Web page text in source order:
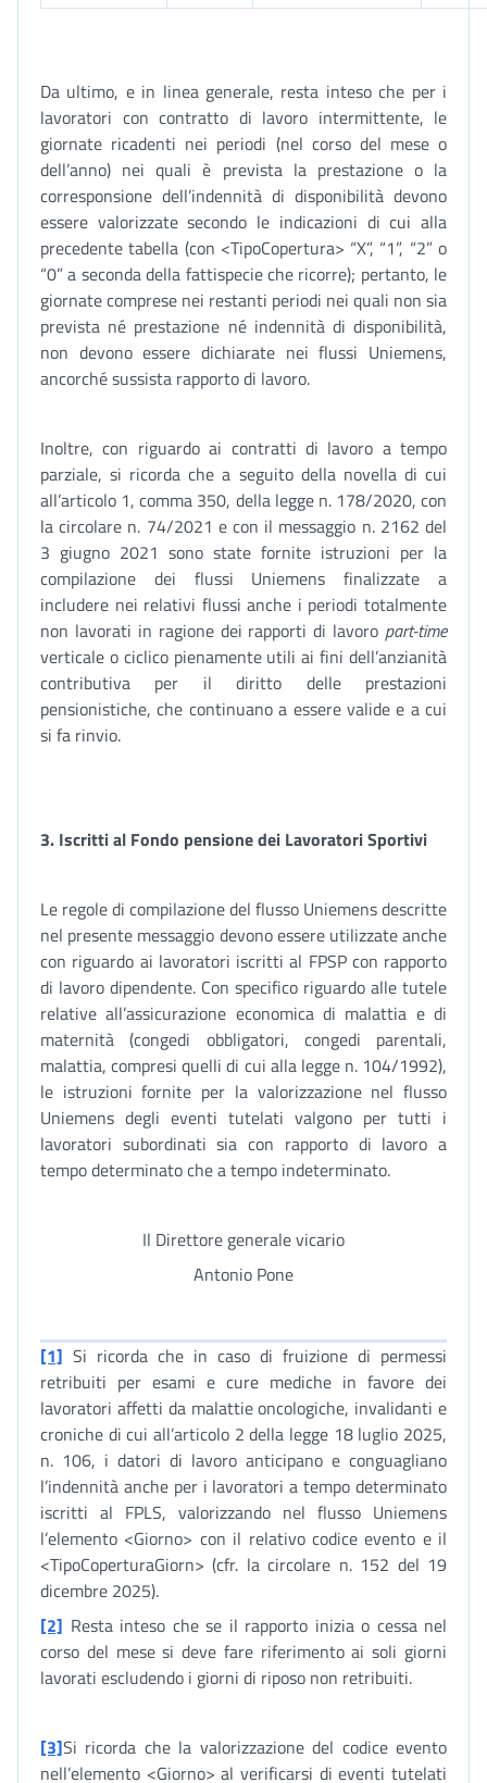
Da ultimo, e in linea generale, resta inteso che per i
lavoratori con contratto di lavoro intermittente, le
giornate ricadenti nei periodi (nel corso del mese o
dell’anno) nei quali è prevista la prestazione o la
corresponsione dell’indennità di disponibilità devono
essere valorizzate secondo le indicazioni di cui alla
precedente tabella (con <TipoCopertura> “X”, “1”, “2” o
“0” a seconda della fattispecie che ricorre); pertanto, le
giornate comprese nei restanti periodi nei quali non sia
prevista né prestazione né indennità di disponibilità,
non devono essere dichiarate nei flussi Uniemens,
ancorché sussista rapporto di lavoro.
Inoltre, con riguardo ai contratti di lavoro a tempo
parziale, si ricorda che a seguito della novella di cui
all’articolo 1, comma 350, della legge n. 178/2020, con
la circolare n. 74/2021 e con il messaggio n. 2162 del
3 giugno 2021 sono state fornite istruzioni per la
compilazione dei flussi Uniemens finalizzate a
includere nei relativi flussi anche i periodi totalmente
non lavorati in ragione dei rapporti di lavoro part-time
verticale o ciclico pienamente utili ai fini dell’anzianità
contributiva per il diritto delle prestazioni
pensionistiche, che continuano a essere valide e a cui
si fa rinvio.
3. Iscritti al Fondo pensione dei Lavoratori Sportivi
Le regole di compilazione del flusso Uniemens descritte
nel presente messaggio devono essere utilizzate anche
con riguardo ai lavoratori iscritti al FPSP con rapporto
di lavoro dipendente. Con specifico riguardo alle tutele
relative all’assicurazione economica di malattia e di
maternità (congedi obbligatori, congedi parentali,
malattia, compresi quelli di cui alla legge n. 104/1992),
le istruzioni fornite per la valorizzazione nel flusso
Uniemens degli eventi tutelati valgono per tutti i
lavoratori subordinati sia con rapporto di lavoro a
tempo determinato che a tempo indeterminato.
Il Direttore generale vicario
Antonio Pone
[1] Si ricorda che in caso di fruizione di permessi
retribuiti per esami e cure mediche in favore dei
lavoratori affetti da malattie oncologiche, invalidanti e
croniche di cui all’articolo 2 della legge 18 luglio 2025,
n. 106, i datori di lavoro anticipano e conguagliano
l’indennità anche per i lavoratori a tempo determinato
iscritti al FPLS, valorizzando nel flusso Uniemens
l’elemento <Giorno> con il relativo codice evento e il
<TipoCoperturaGiorn> (cfr. la circolare n. 152 del 19
dicembre 2025).
[2] Resta inteso che se il rapporto inizia o cessa nel
corso del mese si deve fare riferimento ai soli giorni
lavorati escludendo i giorni di riposo non retribuiti.
[3]Si ricorda che la valorizzazione del codice evento
nell’elemento <Giorno> al verificarsi di eventi tutelati